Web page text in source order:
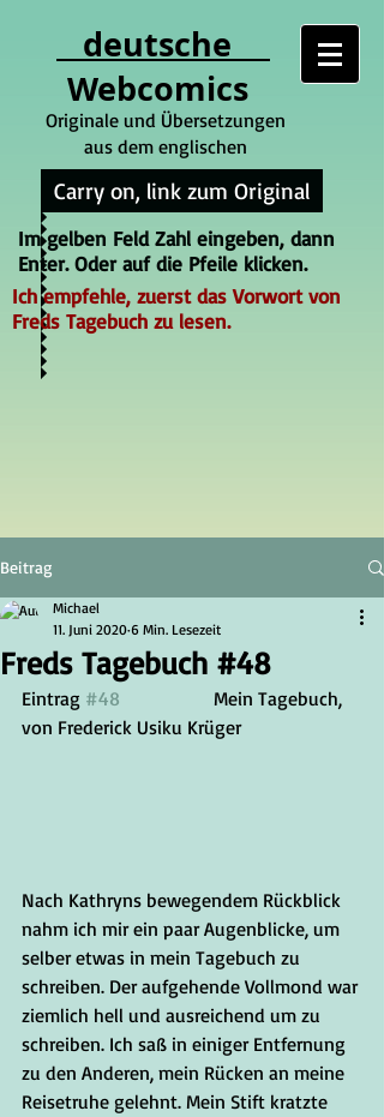
deutsche
Webcomics
Originale und Übersetzungen
aus dem englischen
Carry on, link zum Original
Im gelben Feld Zahl eingeben, dann
Enter. Oder auf die Pfeile klicken.
Ich empfehle, zuerst das Vorwort von
Freds Tagebuch zu lesen.
Beitrag
Freds Tagebuch #48
Michael
11. Juni 2020 6 Min. Lesezeit
Eintrag #48
von Frederick Usiku Krüger
Nach Kathryns bewegendem Rückblick
nahm ich mir ein paar Augenblicke, um
selber etwas in mein Tagebuch zu
schreiben. Der aufgehende Vollmond war
ziemlich hell und ausreichend um zu
schreiben. Ich saß in einiger Entfernung
zu den Anderen, mein Rücken an meine
Reisetruhe gelehnt. Mein Stift kratzte